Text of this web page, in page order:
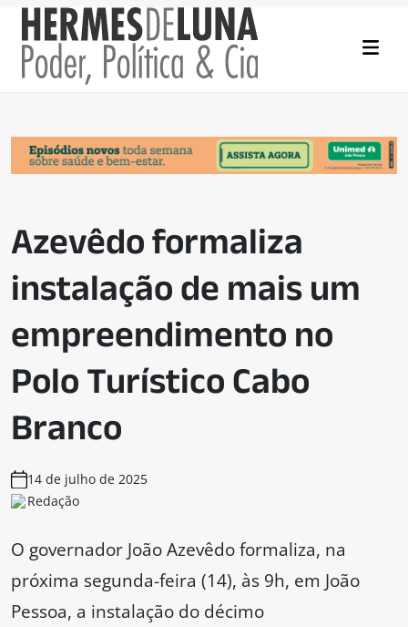
Azevêdo formaliza
instalação de mais um
empreendimento no
Polo Turístico Cabo
Branco
14 de julho de 2025
Redação
O governador João Azevêdo formaliza, na
próxima segunda-feira (14), às 9h, em João
Pessoa, a instalação do décimo